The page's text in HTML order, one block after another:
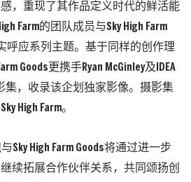
，重现了其作品定义时代的鲜活能
Farm的团队成员与Sky High Farm
呼应系列主题。基于同样的创作理
Goods更携手Ryan McGinley及IDEA
集，收录该企划独家影像。摄影集
High Farm。
Sky High Farm Goods将通过进一步
续拓展合作伙伴关系，共同颂扬创